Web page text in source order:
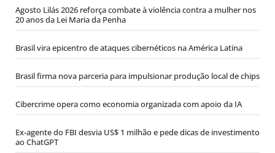
Agosto Lilás 2026 reforça combate à violência contra a mulher nos
20 anos da Lei Maria da Penha
Brasil vira epicentro de ataques cibernéticos na América Latina
Brasil firma nova parceria para impulsionar produção local de chips
Cibercrime opera como economia organizada com apoio da IA
Ex-agente do FBI desvia US$ 1 milhão e pede dicas de investimento
ao ChatGPT